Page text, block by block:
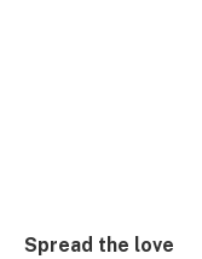
Spread the love